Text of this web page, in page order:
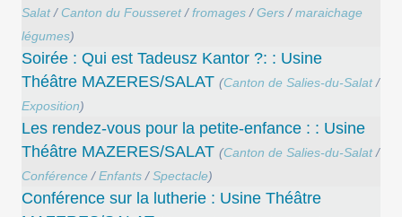
Salat/ Canton du Fousseret/fromages/Gers/maraichage
légumes)
Soirée : Qui est Tadeusz Kantor ?: : Usine
Théâtre MAZERES/SALAT (Canton de Salies-du-Salat/
Exposition)
Les rendez-vous pour la petite-enfance : : Usine
Théâtre MAZERES/SALAT (Canton de Salies-du-Salat/
Conférence/Enfants/Spectacle)
Conférence sur la lutherie : Usine Théâtre